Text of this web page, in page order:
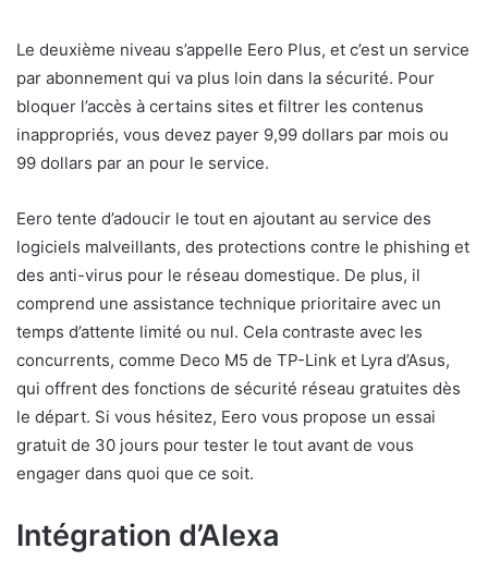
Le deuxième niveau s’appelle Eero Plus, et c’est un service
par abonnement qui va plus loin dans la sécurité. Pour
bloquer l’accès à certains sites et filtrer les contenus
inappropriés, vous devez payer 9,99 dollars par mois ou
99 dollars par an pour le service.
Eero tente d’adoucir le tout en ajoutant au service des
logiciels malveillants, des protections contre le phishing et
des anti-virus pour le réseau domestique. De plus, il
comprend une assistance technique prioritaire avec un
temps d’attente limité ou nul. Cela contraste avec les
concurrents, comme Deco M5 de TP-Link et Lyra d’Asus,
qui offrent des fonctions de sécurité réseau gratuites dès
le départ. Si vous hésitez, Eero vous propose un essai
gratuit de 30 jours pour tester le tout avant de vous
engager dans quoi que ce soit.
Intégration d’Alexa